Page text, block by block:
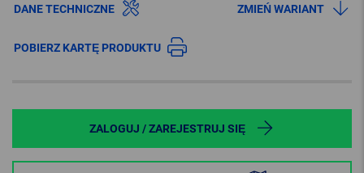
DANE TECHNICZNE ZMIEŃ WARIANT
POBIERZ KARTĘ PRODUKTU
ZALOGUJ / ZAREJESTRUJ SIĘ